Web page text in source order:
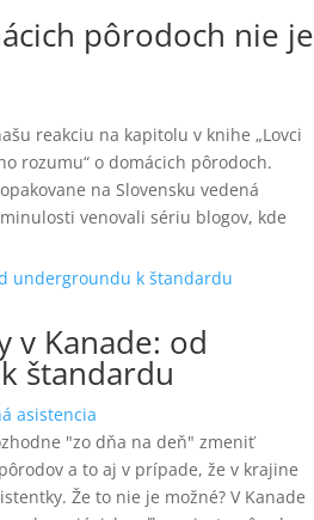
pôrodoch nie je
reakciu na kapitolu v knihe „Lovci
rozumu“ o domácich pôrodoch.
na Slovensku vedená
venovali sériu blogov, kde
v Kanade: od
štandardu
asistencia
"zo dňa na deň" zmeniť
a to aj v prípade, že v krajine
Že to nie je možné? V Kanade